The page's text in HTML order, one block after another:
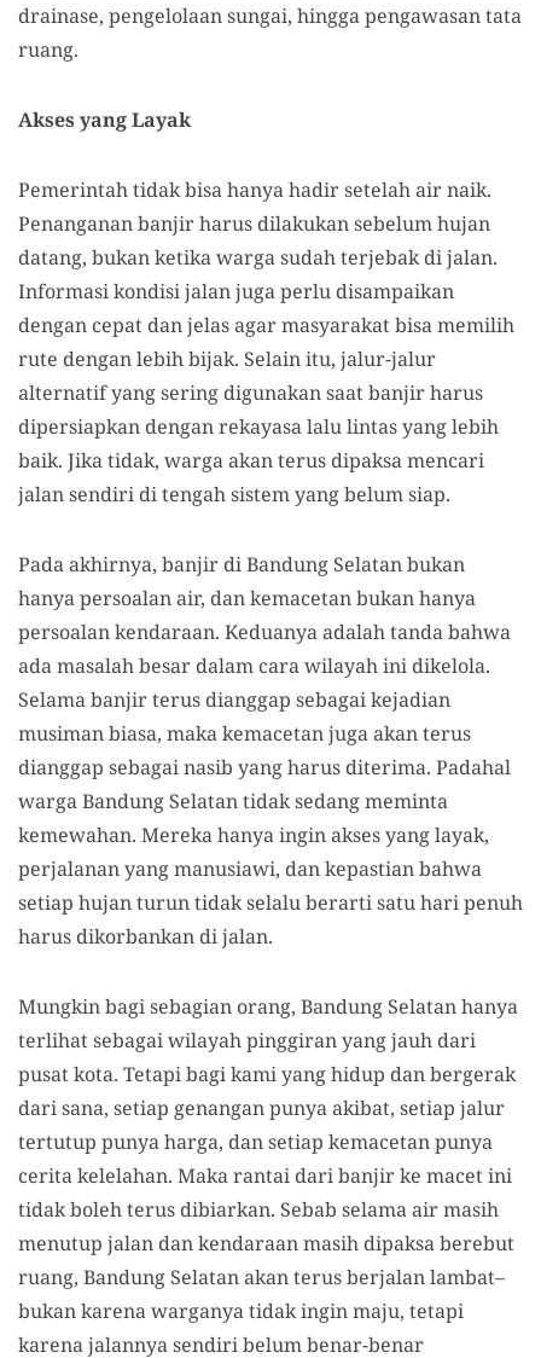
drainase, pengelolaan sungai, hingga pengawasan tata
ruang.
Akses yang Layak
Pemerintah tidak bisa hanya hadir setelah air naik.
Penanganan banjir harus dilakukan sebelum hujan
datang, bukan ketika warga sudah terjebak di jalan.
Informasi kondisi jalan juga perlu disampaikan
dengan cepat dan jelas agar masyarakat bisa memilih
rute dengan lebih bijak. Selain itu, jalur-jalur
alternatif yang sering digunakan saat banjir harus
dipersiapkan dengan rekayasa lalu lintas yang lebih
baik. Jika tidak, warga akan terus dipaksa mencari
jalan sendiri di tengah sistem yang belum siap.
Pada akhirnya, banjir di Bandung Selatan bukan
hanya persoalan air, dan kemacetan bukan hanya
persoalan kendaraan. Keduanya adalah tanda bahwa
ada masalah besar dalam cara wilayah ini dikelola.
Selama banjir terus dianggap sebagai kejadian
musiman biasa, maka kemacetan juga akan terus
dianggap sebagai nasib yang harus diterima. Padahal
warga Bandung Selatan tidak sedang meminta
kemewahan. Mereka hanya ingin akses yang layak,
perjalanan yang manusiawi, dan kepastian bahwa
setiap hujan turun tidak selalu berarti satu hari penuh
harus dikorbankan di jalan.
Mungkin bagi sebagian orang, Bandung Selatan hanya
terlihat sebagai wilayah pinggiran yang jauh dari
pusat kota. Tetapi bagi kami yang hidup dan bergerak
dari sana, setiap genangan punya akibat, setiap jalur
tertutup punya harga, dan setiap kemacetan punya
cerita kelelahan. Maka rantai dari banjir ke macet ini
tidak boleh terus dibiarkan. Sebab selama air masih
menutup jalan dan kendaraan masih dipaksa berebut
ruang, Bandung Selatan akan terus berjalan lambat–
bukan karena warganya tidak ingin maju, tetapi
karena jalannya sendiri belum benar-benar